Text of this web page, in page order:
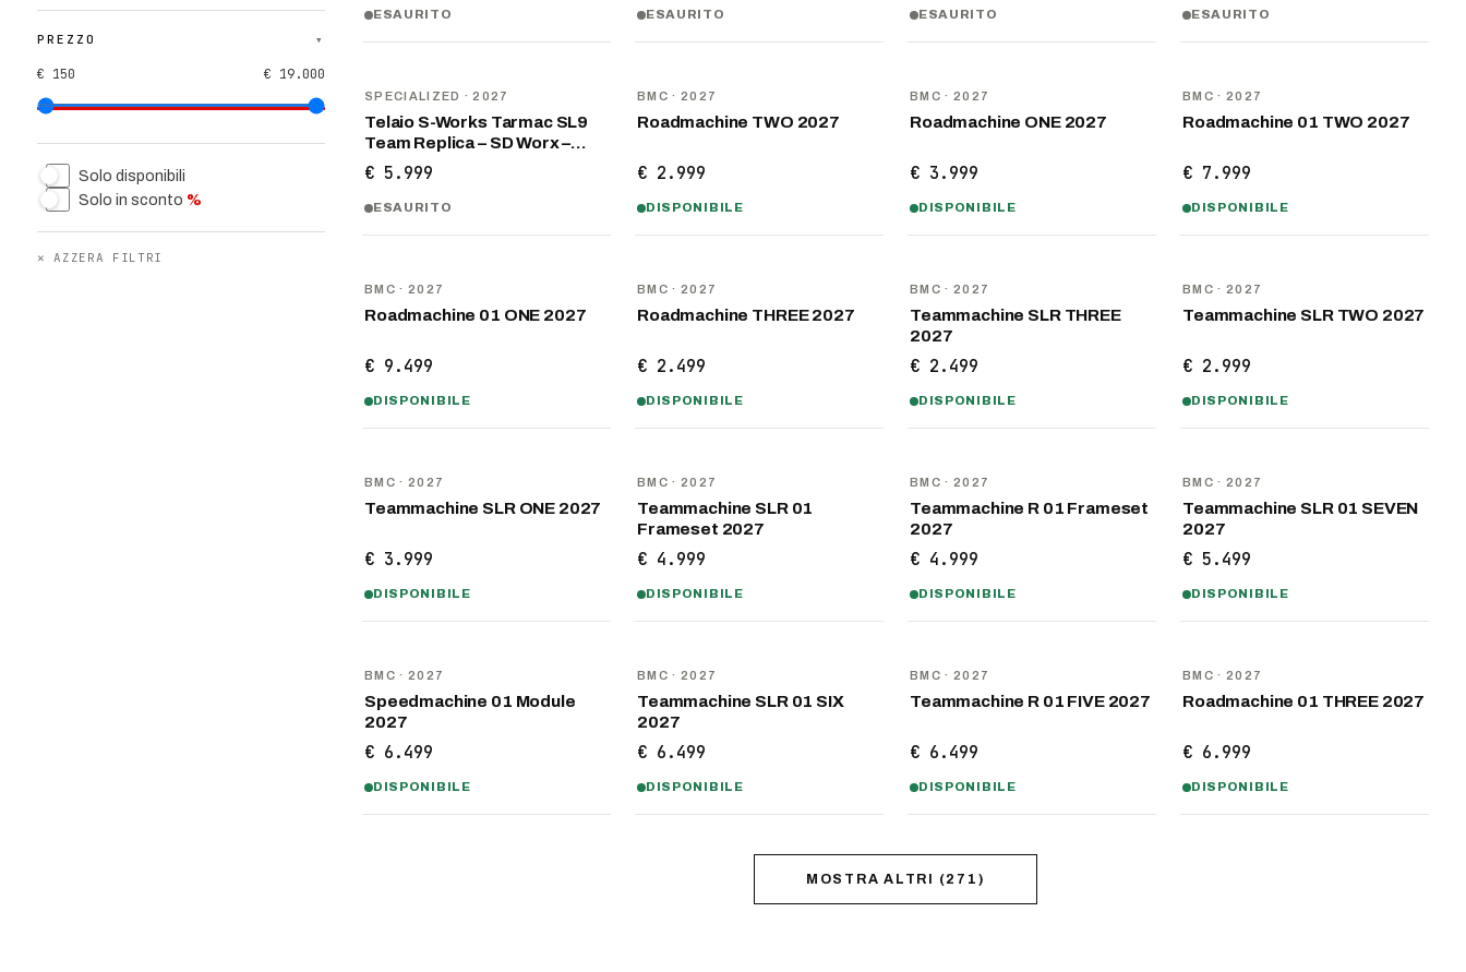
PREZZO ▾
€ 150 € 19.000
Solo disponibili
Solo in sconto %
✕AZZERA FILTRI
ESAURITO ESAURITO ESAURITO ESAURITO
SPECIALIZED · 2027
Telaio S-Works Tarmac SL9
Team Replica – SD Worx –…
€ 5.999
ESAURITO
BMC · 2027
Roadmachine TWO 2027
€ 2.999
DISPONIBILE
BMC · 2027
Roadmachine ONE 2027
€ 3.999
DISPONIBILE
BMC · 2027
Roadmachine 01 TWO 2027
€ 7.999
DISPONIBILE
BMC · 2027
Roadmachine 01 ONE 2027
€ 9.499
DISPONIBILE
BMC · 2027
Roadmachine THREE 2027
€ 2.499
DISPONIBILE
BMC · 2027
Teammachine SLR THREE
2027
€ 2.499
DISPONIBILE
BMC · 2027
Teammachine SLR TWO 2027
€ 2.999
DISPONIBILE
BMC · 2027
Teammachine SLR ONE 2027
€ 3.999
DISPONIBILE
BMC · 2027
Teammachine SLR 01
Frameset 2027
€ 4.999
DISPONIBILE
BMC · 2027
Teammachine R 01 Frameset
2027
€ 4.999
DISPONIBILE
BMC · 2027
Teammachine SLR 01 SEVEN
2027
€ 5.499
DISPONIBILE
BMC · 2027
Speedmachine 01 Module
2027
€ 6.499
DISPONIBILE
BMC · 2027
Teammachine SLR 01 SIX
2027
€ 6.499
DISPONIBILE
BMC · 2027
Teammachine R 01 FIVE 2027
€ 6.499
DISPONIBILE
BMC · 2027
Roadmachine 01 THREE 2027
€ 6.999
DISPONIBILE
MOSTRA ALTRI (271 )